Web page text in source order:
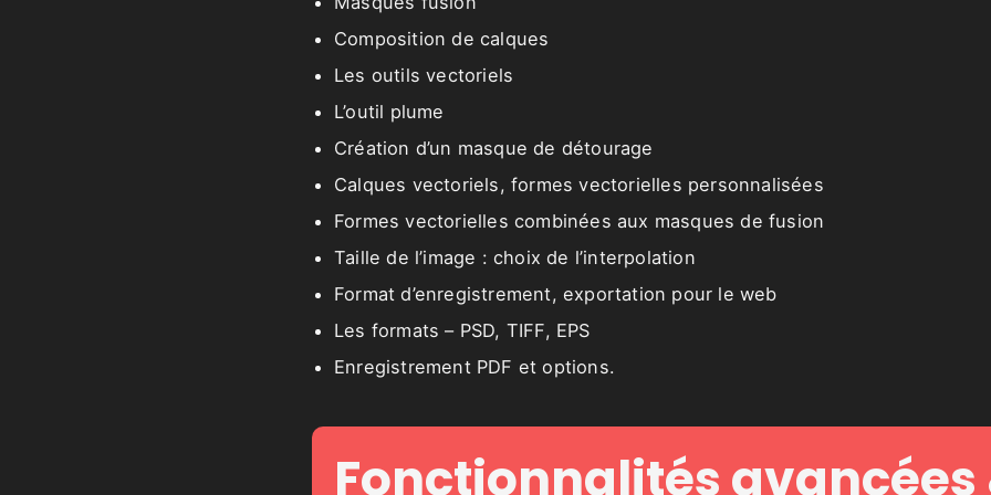
Composition de calques
Les outils vectoriels
L’outil plume
Création d’un masque de détourage
Calques vectoriels, formes vectorielles personnalisées
Formes vectorielles combinées aux masques de fusion
Taille de l’image : choix de l’interpolation
Format d’enregistrement, exportation pour le web
Les formats – PSD, TIFF, EPS
Enregistrement PDF et options.
Fonctionnalités avancées